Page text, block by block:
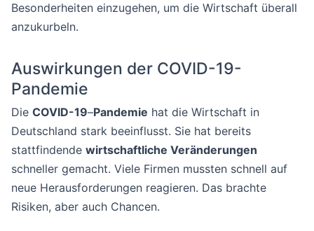
Besonderheiten einzugehen, um die Wirtschaft überall
anzukurbeln.
Auswirkungen der COVID-19-
Pandemie
Die COVID-19–Pandemie hat die Wirtschaft in
Deutschland stark beeinflusst. Sie hat bereits
stattfindende wirtschaftliche Veränderungen
schneller gemacht. Viele Firmen mussten schnell auf
neue Herausforderungen reagieren. Das brachte
Risiken, aber auch Chancen.